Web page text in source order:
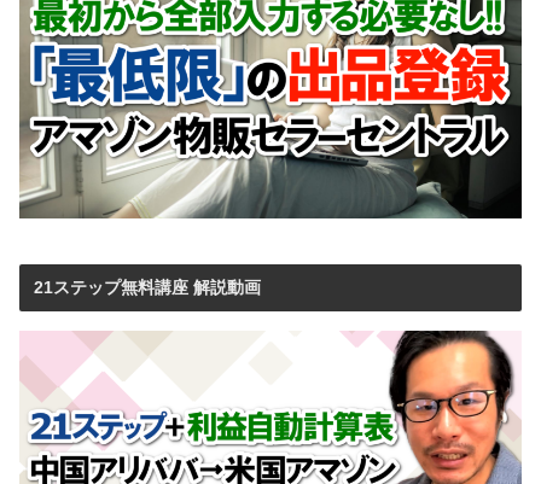
21ステップ無料講座 解説動画